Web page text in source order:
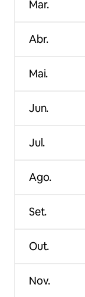
Mar.
Abr.
Mai.
Jun.
Jul.
Ago.
Set.
Out.
Nov.